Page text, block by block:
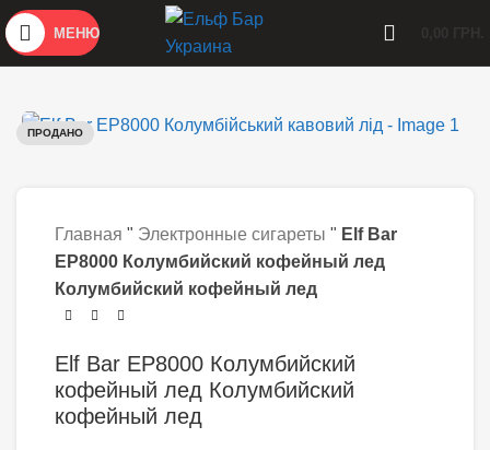
МЕНЮ
ПРОДАНО
Главная " Электронные сигареты " Elf Bar
EP8000 Колумбийский кофейный лед
Колумбийский кофейный лед
Elf Bar EP8000 Колумбийский
кофейный лед Колумбийский
кофейный лед